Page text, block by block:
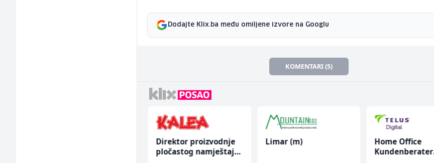
Dodajte Klix.ba među omiljene izvore na Googlu
KOMENTARI (5)
Direktor proizvodnje
pločastog namještaja
Limar (m)
Home Office
Kundenberater